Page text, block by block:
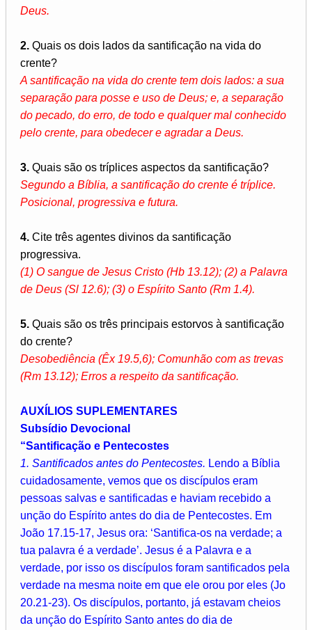
Deus.
2. Quais os dois lados da santificação na vida do
crente?
A santificação na vida do crente tem dois lados: a sua
separação para posse e uso de Deus; e, a separação
do pecado, do erro, de todo e qualquer mal conhecido
pelo crente, para obedecer e agradar a Deus.
3. Quais são os tríplices aspectos da santificação?
Segundo a Bíblia, a santificação do crente é tríplice.
Posicional, progressiva e futura.
4. Cite três agentes divinos da santificação
progressiva.
(1) O sangue de Jesus Cristo (Hb 13.12); (2) a Palavra
de Deus (Sl 12.6); (3) o Espírito Santo (Rm 1.4).
5. Quais são os três principais estorvos à santificação
do crente?
Desobediência (Êx 19.5,6); Comunhão com as trevas
(Rm 13.12); Erros a respeito da santificação.
AUXÍLIOS SUPLEMENTARES
Subsídio Devocional
“Santificação e Pentecostes
1. Santificados antes do Pentecostes. Lendo a Bíblia
cuidadosamente, vemos que os discípulos eram
pessoas salvas e santificadas e haviam recebido a
unção do Espírito antes do dia de Pentecostes. Em
João 17.15-17, Jesus ora: ‘Santifica-os na verdade; a
tua palavra é a verdade’. Jesus é a Palavra e a
verdade, por isso os discípulos foram santificados pela
verdade na mesma noite em que ele orou por eles (Jo
20.21-23). Os discípulos, portanto, já estavam cheios
da unção do Espírito Santo antes do dia de